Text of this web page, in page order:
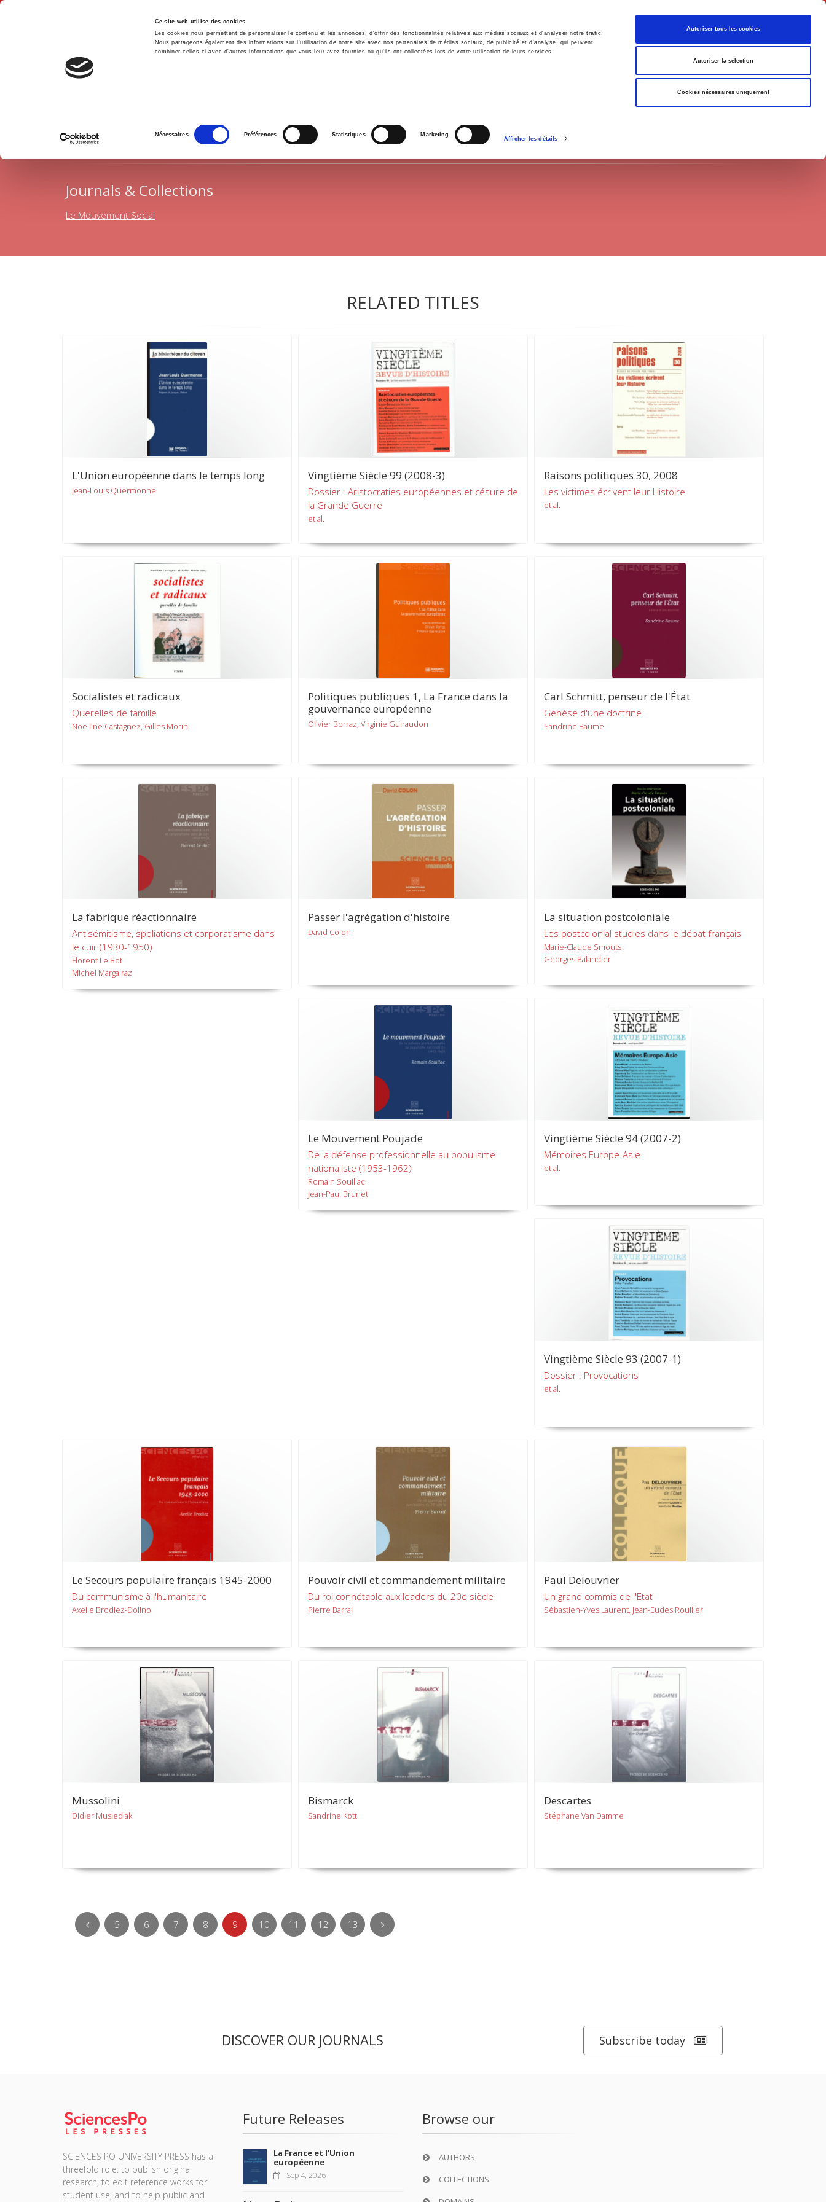
Ce site web utilise des cookies
Les cookies nous permettent de personnaliser le contenu et les annonces, d'offrir des fonctionnalités relatives aux médias sociaux et d'analyser notre trafic.
Nous partageons également des informations sur l'utilisation de notre site avec nos partenaires de médias sociaux, de publicité et d'analyse, qui peuvent
combiner celles-ci avec d'autres informations que vous leur avez fournies ou qu'ils ont collectées lors de votre utilisation de leurs services.
consentement
Nécessaires Préférences Statistiques Marketing
Afficher les détails
Autoriser tous les cookies
Autoriser la sélection
Cookies nécessaires uniquement
English
Home Environment History International Politics
HISTORY
Journals & Collections
Le Mouvement Social
RELATED TITLES
L'Union européenne dans le temps long
Jean-Louis Quermonne
Vingtième Siècle 99 (2008-3)
Dossier : Aristocraties européennes et césure de
la Grande Guerre
et al.
Raisons politiques 30, 2008
Les victimes écrivent leur Histoire
et al.
Socialistes et radicaux
Querelles de famille
Noëlline Castagnez, Gilles Morin
Politiques publiques 1, La France dans la
gouvernance européenne
Olivier Borraz, Virginie Guiraudon
Carl Schmitt, penseur de l'État
Genèse d'une doctrine
Sandrine Baume
La fabrique réactionnaire
Antisémitisme, spoliations et corporatisme dans
le cuir (1930-1950)
Florent Le Bot
Michel Margairaz
Passer l'agrégation d'histoire
David Colon
La situation postcoloniale
Les postcolonial studies dans le débat français
Marie-Claude Smouts
Georges Balandier
Le Mouvement Poujade
De la défense professionnelle au populisme
nationaliste (1953-1962)
Romain Souillac
Jean-Paul Brunet
Vingtième Siècle 94 (2007-2)
Mémoires Europe-Asie
et al.
Vingtième Siècle 93 (2007-1)
Dossier : Provocations
et al.
Le Secours populaire français 1945-2000
Du communisme à l'humanitaire
Axelle Brodiez-Dolino
Pouvoir civil et commandement militaire
Du roi connétable aux leaders du 20e siècle
Pierre Barral
Paul Delouvrier
Un grand commis de l'Etat
Sébastien-Yves Laurent, Jean-Eudes Rouiller
Mussolini
Didier Musiedlak
Bismarck
Sandrine Kott
Descartes
Stéphane Van Damme
5 6 7 8 9 10 11 12 13
DISCOVER OUR JOURNALS Subscribe today
SCIENCES PO UNIVERSITY PRESS has a
threefold role: to publish original
research, to edit reference works for
student use, and to help public and
Future Releases
La France et l'Union
européenne
Sep 4, 2026
Browse our
AUTHORS
COLLECTIONS